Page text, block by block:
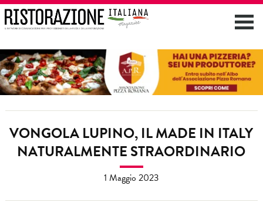
VONGOLA LUPINO, IL MADE IN ITALY
NATURALMENTE STRAORDINARIO
1 Maggio 2023